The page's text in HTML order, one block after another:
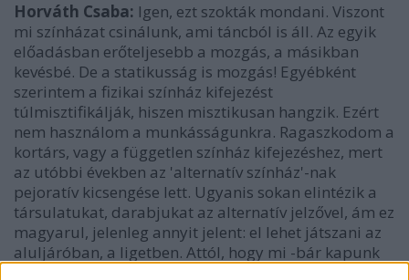
Horváth Csaba: Igen, ezt szokták mondani. Viszont
mi színházat csinálunk, ami táncból is áll. Az egyik
előadásban erőteljesebb a mozgás, a másikban
kevésbé. De a statikusság is mozgás! Egyébként
szerintem a fizikai színház kifejezést
túlmisztifikálják, hiszen misztikusan hangzik. Ezért
nem használom a munkásságunkra. Ragaszkodom a
kortárs, vagy a független színház kifejezéshez, mert
az utóbbi években az 'alternatív színház'-nak
pejoratív kicsengése lett. Ugyanis sokan elintézik a
társulatukat, darabjukat az alternatív jelzővel, ám ez
magyarul, jelenleg annyit jelent: el lehet játszani az
aluljáróban, a ligetben. Attól, hogy mi -bár kapunk